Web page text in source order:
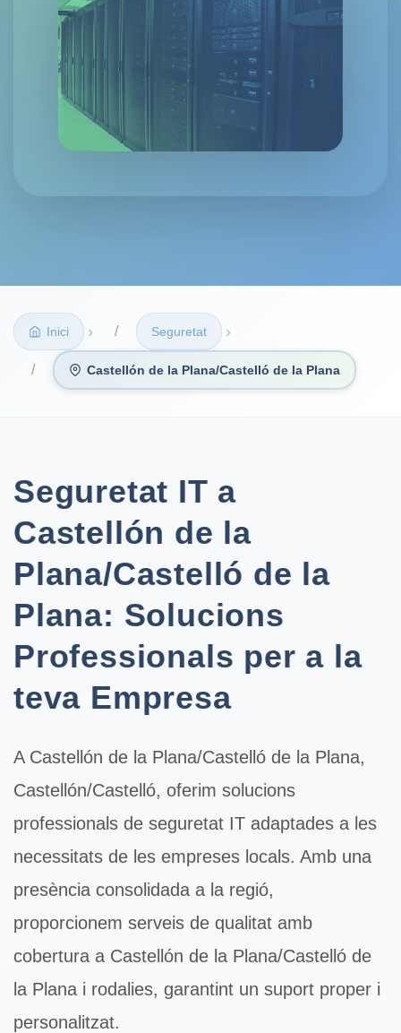
Inici › Seguretat ›
Castellón de la Plana/Castelló de la Plana
Seguretat IT a
Castellón de la
Plana/Castelló de la
Plana: Solucions
Professionals per a la
teva Empresa
A Castellón de la Plana/Castelló de la Plana,
Castellón/Castelló, oferim solucions
professionals de seguretat IT adaptades a les
necessitats de les empreses locals. Amb una
presència consolidada a la regió,
proporcionem serveis de qualitat amb
cobertura a Castellón de la Plana/Castelló de
la Plana i rodalies, garantint un suport proper i
personalitzat.